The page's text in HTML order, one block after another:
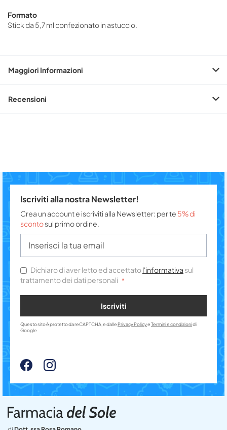
Formato
Stick da 5,7 ml confezionato in astuccio.
Maggiori Informazioni
Recensioni
Iscriviti alla nostra Newsletter!
Crea un account e iscriviti alla Newsletter: per te 5% di
scontosul primo ordine.
Dichiaro di aver letto ed accettatol'informativa sul
trattamento dei dati personali
Iscriviti
Questo sito è protetto da reCAPTCHA, e dalle Privacy PolicyeTermini e condizionidi
Google